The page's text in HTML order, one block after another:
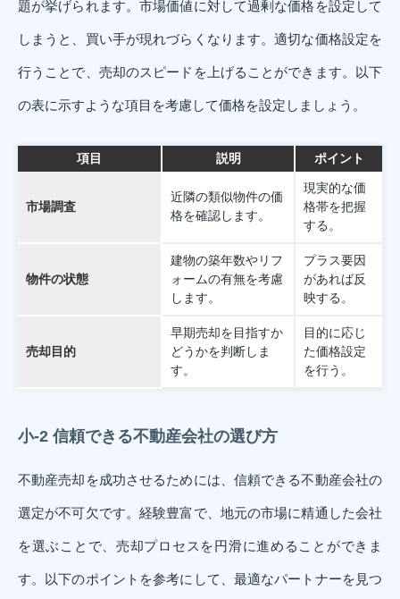
題が挙げられます。市場価値に対して過剰な価格を設定して
しまうと、買い手が現れづらくなります。適切な価格設定を
行うことで、売却のスピードを上げることができます。以下
の表に示すような項目を考慮して価格を設定しましょう。
項目 説明 ポイント
市場調査
近隣の類似物件の価
格を確認します。
現実的な価
格帯を把握
する。
物件の状態
建物の築年数やリフ
ォームの有無を考慮
します。
プラス要因
があれば反
映する。
売却目的
早期売却を目指すか
どうかを判断しま
す。
目的に応じ
た価格設定
を行う。
小-2 信頼できる不動産会社の選び方
不動産売却を成功させるためには、信頼できる不動産会社の
選定が不可欠です。経験豊富で、地元の市場に精通した会社
を選ぶことで、売却プロセスを円滑に進めることができま
す。以下のポイントを参考にして、最適なパートナーを見つ